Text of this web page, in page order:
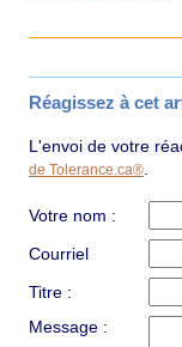
Réagissez à cet
L'envoi de votre
de Tolerance.ca®
Votre nom :
Courriel
Titre :
Message :